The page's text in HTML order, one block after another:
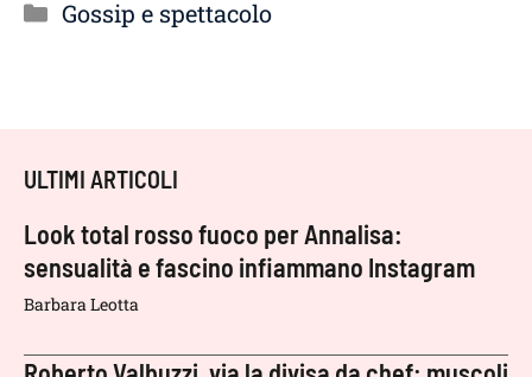
Categorie
Gossip e spettacolo
ULTIMI ARTICOLI
Look total rosso fuoco per Annalisa:
sensualità e fascino infiammano Instagram
Barbara Leotta